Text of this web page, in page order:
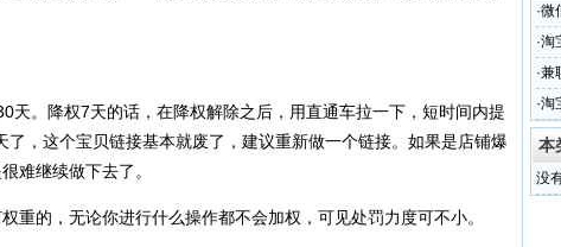
。降权7天的话，在降权解除之后，用直通车拉一下，短时间内提
了，这个宝贝链接基本就废了，建议重新做一个链接。如果是店铺爆
难继续做下去了。
的，无论你进行什么操作都不会加权，可见处罚力度可不小。
·微
万”
·淘
·兼
做
·淘
吗
本
没